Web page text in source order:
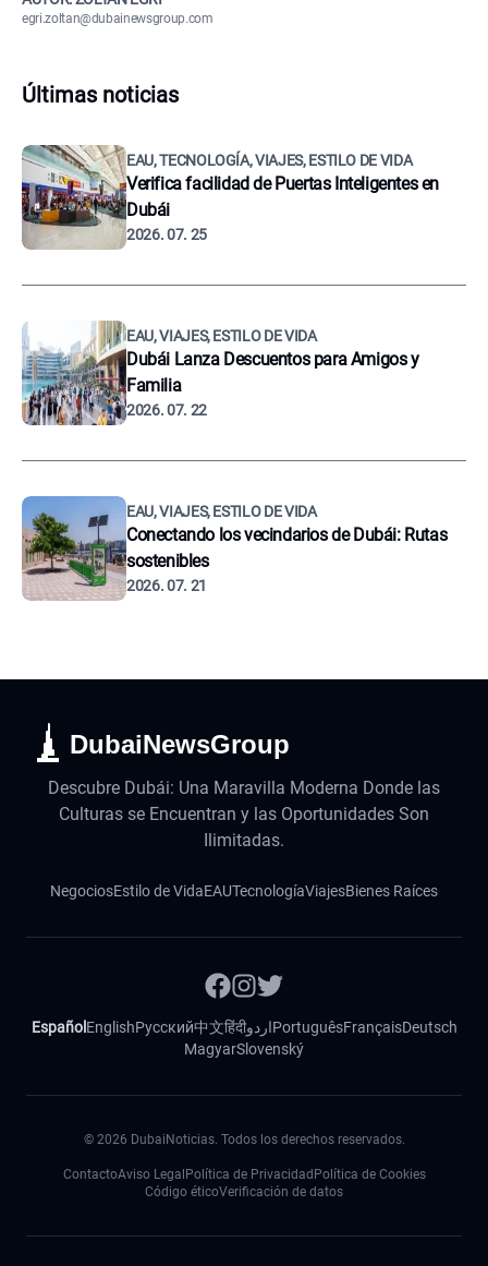
egri.zoltan@dubainewsgroup.com
Últimas noticias
EAU, TECNOLOGÍA, VIAJES, ESTILO DE VIDA
Verifica facilidad de Puertas Inteligentes en
Dubái
2026. 07. 25
EAU, VIAJES, ESTILO DE VIDA
Dubái Lanza Descuentos para Amigos y
Familia
2026. 07. 22
EAU, VIAJES, ESTILO DE VIDA
Conectando los vecindarios de Dubái: Rutas
sostenibles
2026. 07. 21
DubaiNewsGroup
Descubre Dubái: Una Maravilla Moderna Donde las
Culturas se Encuentran y las Oportunidades Son
Ilimitadas.
NegociosEstilo de VidaEAUTecnologíaViajesBienes Raíces
Español EnglishРусский中文हिंदीاردوPortuguêsFrançaisDeutsch
MagyarSlovenský
© 2026 DubaiNoticias. Todos los derechos reservados.
ContactoAviso Legal Política de Privacidad Política de Cookies
Código éticoVerificación de datos